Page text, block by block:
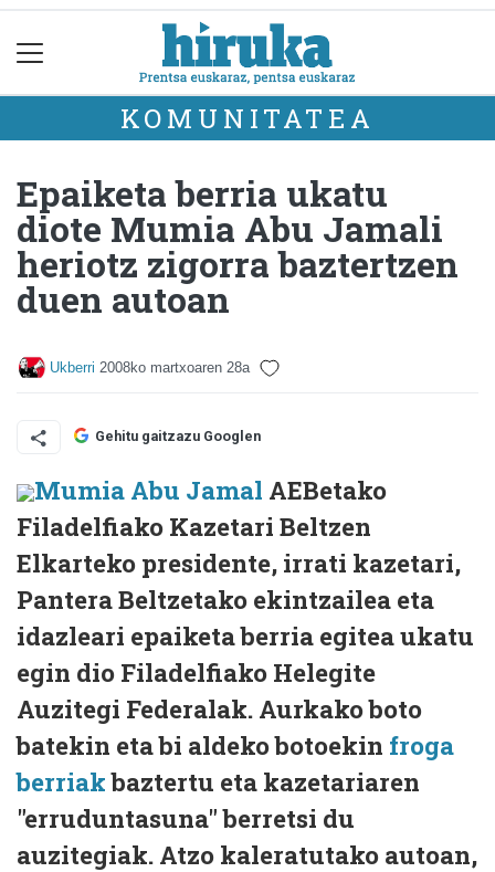
KOMUNITATEA
Epaiketa berria ukatu
diote Mumia Abu Jamali
heriotz zigorra baztertzen
duen autoan
Ukberri 2008ko martxoaren 28a
Gehitu gaitzazu Googlen
Mumia Abu Jamal AEBetako
Filadelfiako Kazetari Beltzen
Elkarteko presidente, irrati kazetari,
Pantera Beltzetako ekintzailea eta
idazleari epaiketa berria egitea ukatu
egin dio Filadelfiako Helegite
Auzitegi Federalak. Aurkako boto
batekin eta bi aldeko botoekin froga
berriakbaztertu eta kazetariaren
"erruduntasuna" berretsi du
auzitegiak. Atzo kaleratutako autoan,